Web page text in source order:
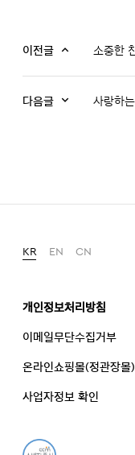
이전글
다음글
KR EN CN
개인정보처리방침
이메일무단수집거부
온라인쇼핑몰(정관장몰)
사업자정보 확인